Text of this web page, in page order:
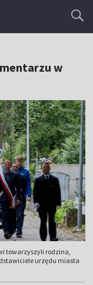
w
towarzyszyli rodzina,
urzędu miasta